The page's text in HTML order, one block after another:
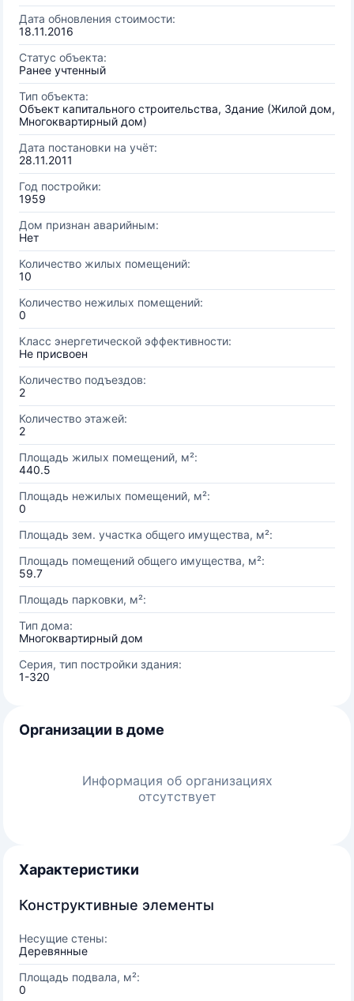
Дата обновления стоимости:
18.11.2016
Статус объекта:
Ранее учтенный
Тип объекта:
Объект капитального строительства, Здание (Жилой дом,
Многоквартирный дом)
Дата постановки на учёт:
28.11.2011
Год постройки:
1959
Дом признан аварийным:
Нет
Количество жилых помещений:
10
Количество нежилых помещений:
0
Класс энергетической эффективности:
Не присвоен
Количество подъездов:
2
Количество этажей:
2
Площадь жилых помещений, м²:
440.5
Площадь нежилых помещений, м²:
0
Площадь зем. участка общего имущества, м²:
Площадь помещений общего имущества, м²:
59.7
Площадь парковки, м²:
Тип дома:
Многоквартирный дом
Серия, тип постройки здания:
1-320
Организации в доме
Информация об организациях
отсутствует
Характеристики
Конструктивные элементы
Несущие стены:
Деревянные
Площадь подвала, м²:
0